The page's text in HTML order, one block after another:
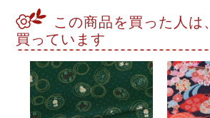
この商品を買った人は
買っています